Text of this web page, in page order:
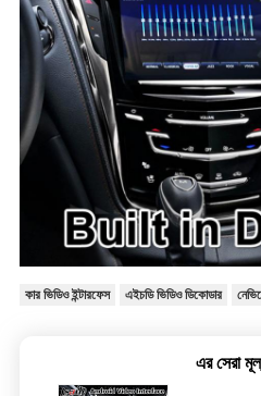
কার ভিডিও ইন্টারফেস এইচডি ভিডিও ডিকোডার
এর সেরা